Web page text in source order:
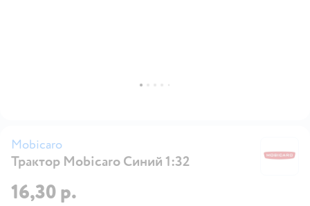
Mobicaro
Трактор Mobicaro Синий 1:32
16,30 р.